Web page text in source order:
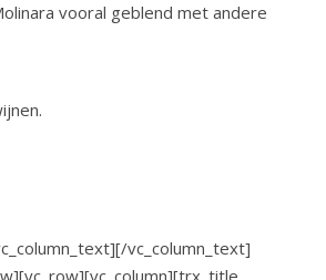
vooral geblend met andere
vc_column_text]